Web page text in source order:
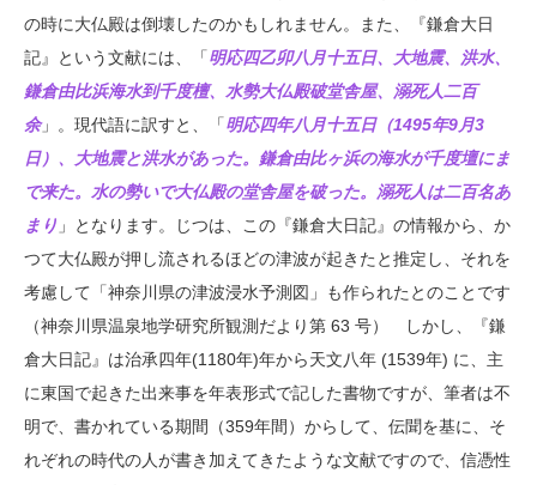
の時に大仏殿は倒壊したのかもしれません。また、『鎌倉大日
記』という文献には、「明応四乙卯八月十五日、大地震、洪水、
鎌倉由比浜海水到千度檀、水勢大仏殿破堂舎屋、溺死人二百
余」。現代語に訳すと、「明応四年八月十五日（1495年9月3
日）、大地震と洪水があった。鎌倉由比ヶ浜の海水が千度壇にま
で来た。水の勢いで大仏殿の堂舎屋を破った。溺死人は二百名あ
まり 」となります。じつは、この『鎌倉大日記』の情報から、か
つて大仏殿が押し流されるほどの津波が起きたと推定し、それを
考慮して「神奈川県の津波浸水予測図」も作られたとのことです
（神奈川県温泉地学研究所観測だより第 63 号） しかし、『鎌
倉大日記』は治承四年(1180年)年から天文八年 (1539年) に、主
に東国で起きた出来事を年表形式で記した書物ですが、筆者は不
明で、書かれている期間（359年間）からして、伝聞を基に、そ
れぞれの時代の人が書き加えてきたような文献ですので、信憑性